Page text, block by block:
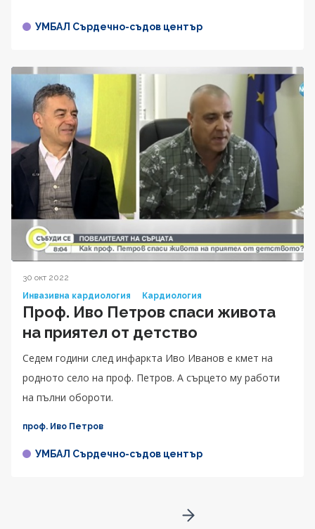
УМБАЛ Сърдечно-съдов център
30 окт 2022
Инвазивна кардиология
Кардиология
Проф. Иво Петров спаси живота
на приятел от детство
Седем години след инфаркта Иво Иванов е кмет на
родното село на проф. Петров. А сърцето му работи
на пълни обороти.
проф. Иво Петров
УМБАЛ Сърдечно-съдов център
Go to next page